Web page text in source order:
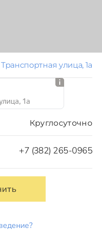
Круглосуточно
+7 (382) 265-0965
улица, 1а
1а